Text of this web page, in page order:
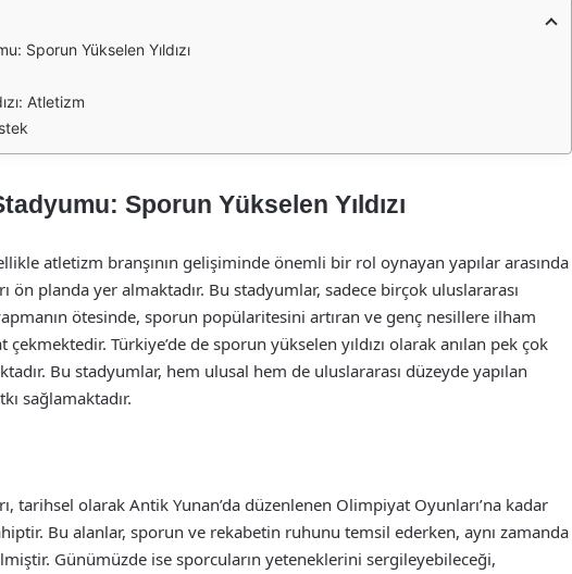
Sporun Yükselen Yıldızı
Atletizm
Sporun Yükselen Yıldızı
atletizm branşının gelişiminde önemli bir rol oynayan yapılar arasında
ön planda yer almaktadır. Bu stadyumlar, sadece birçok uluslararası
ötesinde, sporun popülaritesini artıran ve genç nesillere ilham
Türkiye’de de sporun yükselen yıldızı olarak anılan pek çok
Bu stadyumlar, hem ulusal hem de uluslararası düzeyde yapılan
sağlamaktadır.
tarihsel olarak Antik Yunan’da düzenlenen Olimpiyat Oyunları’na kadar
Bu alanlar, sporun ve rekabetin ruhunu temsil ederken, aynı zamanda
Günümüzde ise sporcuların yeteneklerini sergileyebileceği,